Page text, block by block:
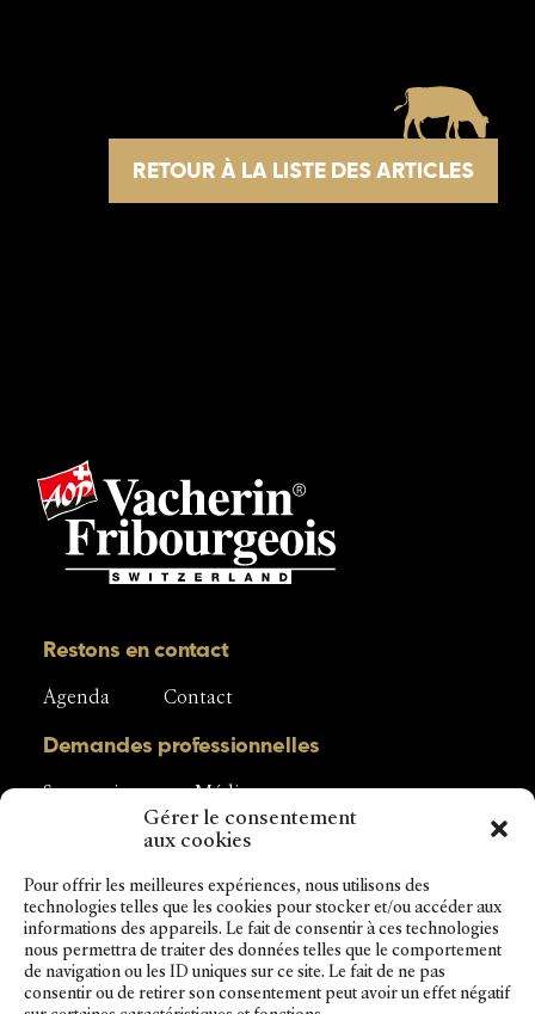
Gérer le consentement
aux cookies
Pour offrir les meilleures expériences, nous utilisons des
technologies telles que les cookies pour stocker et/ou accéder aux
informations des appareils. Le fait de consentir à ces technologies
nous permettra de traiter des données telles que le comportement
de navigation ou les ID uniques sur ce site. Le fait de ne pas
consentir ou de retirer son consentement peut avoir un effet négatif
RETOUR À LA LISTE DES ARTICLES
Restons en contact
Agenda Contact
Demandes professionnelles
Sponsoring Média
Interprofession du Vacherin Fribourgeois
Rue de la Condémine 56
1630 Bulle
Tél. + 41 (0) 26 919 87 56
info@vacherinfribourgeoisaop.ch